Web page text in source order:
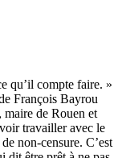
qu’il compte faire. »
François Bayrou
de Rouen et
travailler avec le
non-censure. C’est